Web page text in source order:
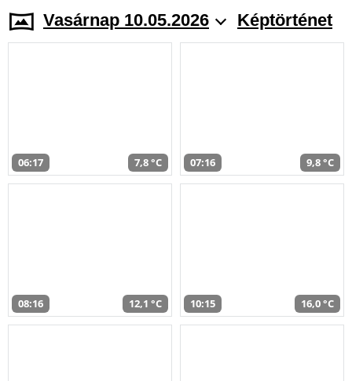
Vasárnap 10.05.2026 Képtörténet
06:17 7,8 °C 07:16 9,8 °C
08:16 12,1 °C 10:15 16,0 °C